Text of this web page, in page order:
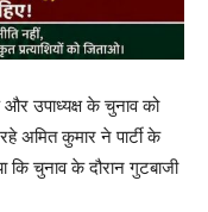
और उपाध्यक्ष के चुनाव को
अमित कुमार ने पार्टी के
चुनाव के दौरान गुटबाजी